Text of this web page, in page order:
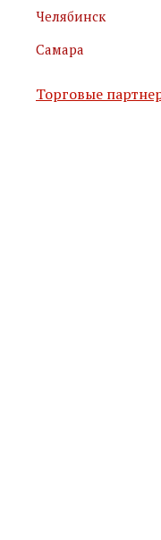
Челябинск
Самара
Торговые